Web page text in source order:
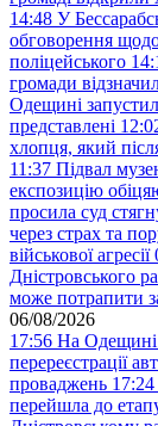
14:48 У
обговорення
поліцейського
громади
Одещині
представлені
хлопця, який
11:37 Підвал
експозицію
просила суд
через страх та
військової агресії
Дністровського
може потрапити
06/08/2026
17:56 На Одещині
перереєстрації
проваджень 17:24
перейшла до